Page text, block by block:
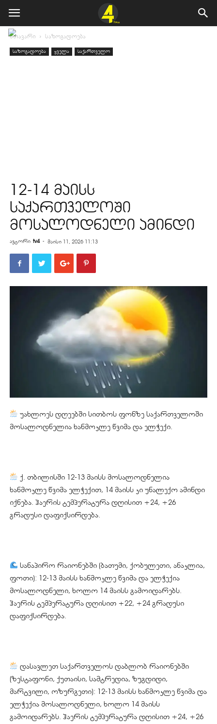
მთავარი საზოგადოება
საზოგადოება ყველა საქართველო
12-14 მაისს
საქართველოში
მოსალოდნელი ამინდი
ავტორი tv4 - მაისი 11, 2026 11:13
უახლოეს დღეებში სითბოს ფონზე საქართველოში
მოსალოდნელია ხანმოკლე წვიმა და ელჭექი.
ქ. თბილისში 12-13 მაისს მოსალოდნელია
ხანმოკლე წვიმა ელჭექით, 14 მაისს კი უნალექო ამინდი
იქნება. ჰაერის ტემპერატურა დღისით +24, +26
გრადუსი დაფიქსირდება.
სანაპირო რაიონებში (ბათუმი, ქობულეთი, ანაკლია,
ფოთი): 12-13 მაისს ხანმოკლე წვიმა და ელჭექია
მოსალოდნელი, ხოლო 14 მაისს გამოიდარებს.
ჰაერის ტემპერატურა დღისით +22, +24 გრადუსი
დაფიქსირდება.
დასავლეთ საქართველოს დაბლობ რაიონებში
(ზესტაფონი, ქუთაისი, სამტრედია, ზუგდიდი,
მარტვილი, ოზურგეთი): 12-13 მაისს ხანმოკლე წვიმა და
ელჭექია მოსალოდნელი, ხოლო 14 მაისს
გამოიდარებს. ჰაერის ტემპერატურა დღისით +24, +26